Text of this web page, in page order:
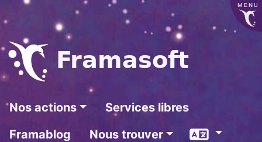
MENU
Framasoft
Nos actions
Services libres
Framablog
Nous trouver Langue